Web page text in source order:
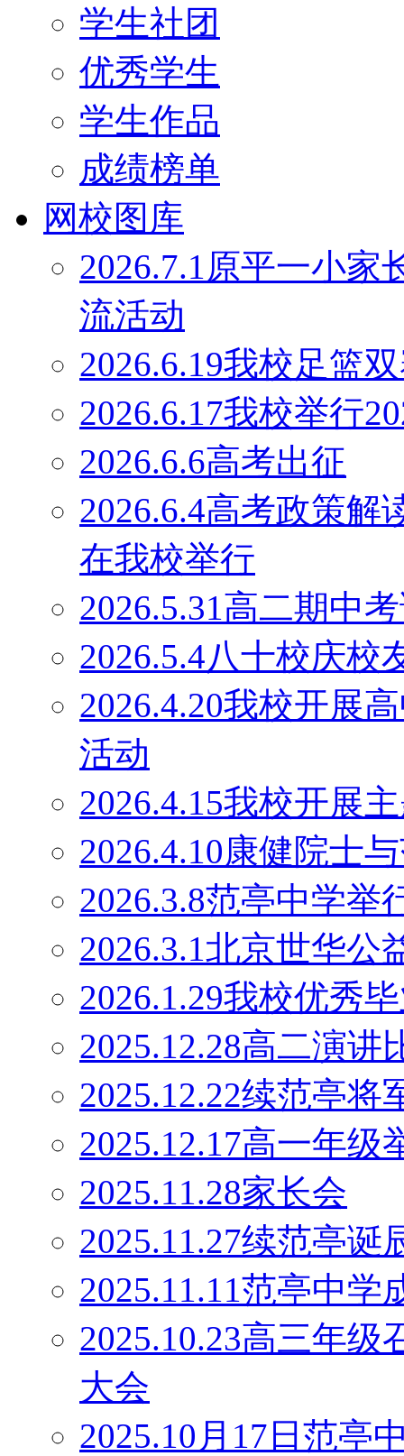
学生社团
优秀学生
学生作品
成绩榜单
网校图库
2026.7.1原平一小家
流活动
2026.6.19我校足篮
2026.6.17我校举行
2026.6.6高考出征
2026.6.4高考政策解
在我校举行
2026.5.31高二期中
2026.5.4八十校庆校
2026.4.20我校开展
活动
2026.4.15我校开展
2026.4.10康健院士
2026.3.8范亭中学举
2026.3.1北京世华公
2026.1.29我校优秀
2025.12.28高二演讲
2025.12.22续范亭将
2025.12.17高一年级
2025.11.28家长会
2025.11.27续范亭诞
2025.11.11范亭中
2025.10.23高三年
大会
2025.10月17日范亭